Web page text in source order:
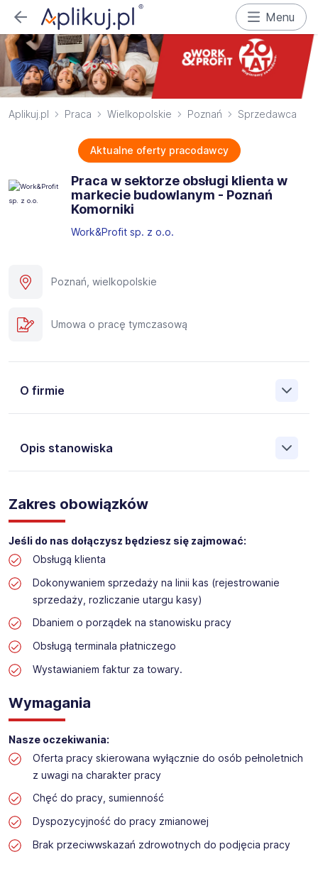
Menu
Aplikuj.pl Praca Wielkopolskie Poznań Sprzedawca
Aktualne oferty pracodawcy
Praca w sektorze obsługi klienta w
markecie budowlanym - Poznań
Komorniki
Work&Profit sp. z o.o.
Poznań, wielkopolskie
Umowa o pracę tymczasową
O firmie
Opis stanowiska
Pośrednictwa Pracy i Doradztwa Personalnego Work &
Profit jest obecnie jedną z największych niezależnych
polskich agencji zatrudnienia. W ciągu wielu lat naszej
działalności daliśmy pracę przeszło 50 000 pracowników
w całym kraju. Skutecznie znajdujemy pracowników dla
największych firm, jak również małych rodzinnych
przedsiębiorstw w Polsce. Agencja jest wpisana pod nr
396 w Krajowym Rejestrze Agencji Zatrudnienia.
Obecnie dla naszego Klienta, poszukujemy osób do pracy
na stanowisko:
Praca w sektorze obsługi klienta w markecie
budowlanym
Zakres obowiązków
Jeśli do nas dołączysz będziesz się zajmować:
Obsługą klienta
Dokonywaniem sprzedaży na linii kas (rejestrowanie
sprzedaży, rozliczanie utargu kasy)
Dbaniem o porządek na stanowisku pracy
Obsługą terminala płatniczego
Wystawianiem faktur za towary.
Wymagania
Nasze oczekiwania:
Oferta pracy skierowana wyłącznie do osób pełnoletnich
z uwagi na charakter pracy
Chęć do pracy, sumienność
Dyspozycyjność do pracy zmianowej
Brak przeciwwskazań zdrowotnych do podjęcia pracy